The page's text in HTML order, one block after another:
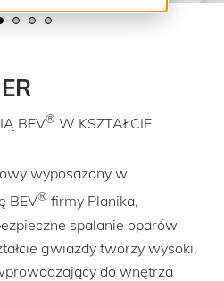
BEV® W KSZTAŁCIE
wyposażony w
BEV® firmy Planika,
spalanie oparów
gwiazdy tworzy wysoki,
do wnętrza